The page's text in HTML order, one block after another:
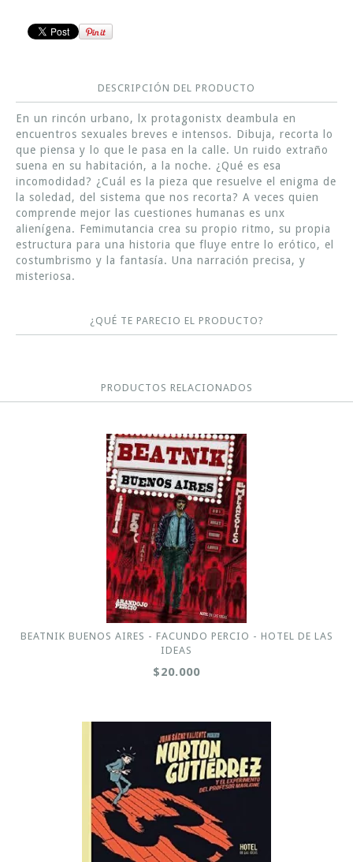
DESCRIPCIÓN DEL PRODUCTO
En un rincón urbano, lx protagonistx deambula en
encuentros sexuales breves e intensos. Dibuja, recorta lo
que piensa y lo que le pasa en la calle. Un ruido extraño
suena en su habitación, a la noche. ¿Qué es esa
incomodidad? ¿Cuál es la pieza que resuelve el enigma de
la soledad, del sistema que nos recorta? A veces quien
comprende mejor las cuestiones humanas es unx
alienígena. Femimutancia crea su propio ritmo, su propia
estructura para una historia que fluye entre lo erótico, el
costumbrismo y la fantasía. Una narración precisa, y
misteriosa.
¿QUÉ TE PARECIO EL PRODUCTO?
PRODUCTOS RELACIONADOS
BEATNIK BUENOS AIRES - FACUNDO PERCIO - HOTEL DE LAS
IDEAS
$20.000